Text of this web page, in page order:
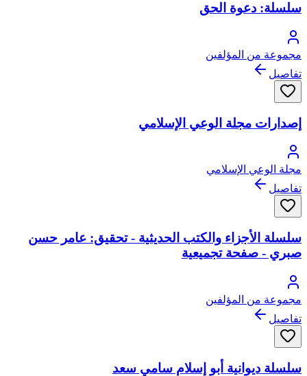
سلسلة: دعوة الحق
مجموعة من المؤلفين
تفاصيل
إصدارات مجلة الوعي الإسلامي
مجلة الوعي الإسلامي
تفاصيل
سلسلة الأجزاء والكتب الحديثية - تحقيق: عامر حسن
صبري - صفحة تجميعية
مجموعة من المؤلفين
تفاصيل
سلسلة ديوانية أبو إسلام سامي سعد